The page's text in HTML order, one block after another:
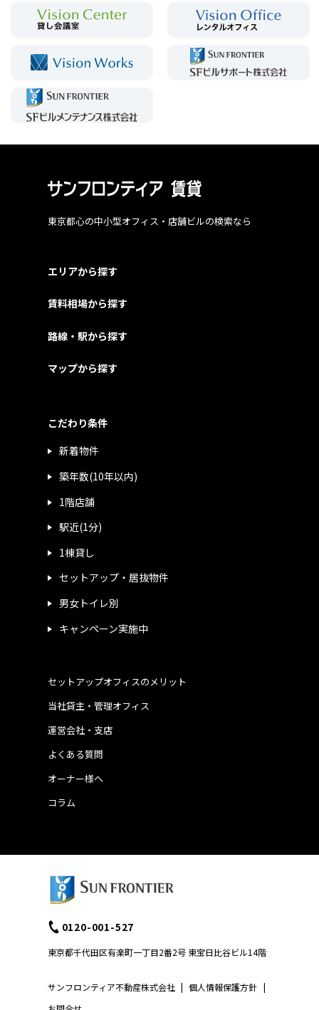
東京都心の中小型オフィス・店舗ビルの検索なら
エリアから探す
賃料相場から探す
路線・駅から探す
マップから探す
こだわり条件
新着物件
築年数(10年以内)
1階店舗
駅近(1分)
1棟貸し
セットアップ・居抜物件
男女トイレ別
キャンペーン実施中
運営会社・支店
よくある質問
当社貸主・管理オフィス
オーナー様へ
コラム
セットアップオフィスのメリット
サンフロンティア不動産株式会社 | 個人情報保護方針 |
0120-001-527
東京都千代田区有楽町一丁目2番2号 東宝日比谷ビル14階